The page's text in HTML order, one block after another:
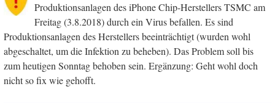
Produktionsanlagen des iPhone Chip-Herstellers TSMC am
Freitag (3.8.2018) durch ein Virus befallen. Es sind
Produktionsanlagen des Herstellers beeinträchtigt (wurden wohl
abgeschaltet, um die Infektion zu beheben). Das Problem soll bis
zum heutigen Sonntag behoben sein. Ergänzung: Geht wohl doch
nicht so fix wie gehofft.